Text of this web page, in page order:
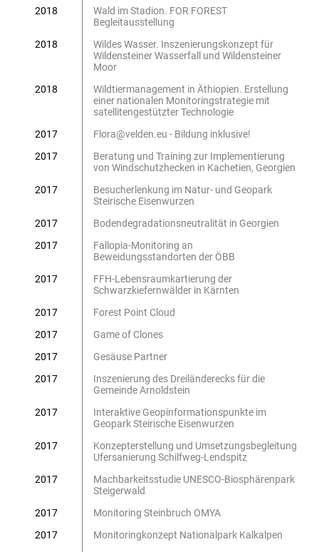
2018
Wald im Stadion. FOR FOREST
Begleitausstellung
2018
Wildes Wasser. Inszenierungskonzept für
Wildensteiner Wasserfall und Wildensteiner
Moor
2018
Wildtiermanagement in Äthiopien. Erstellung
einer nationalen Monitoringstrategie mit
satellitengestützter Technologie
2017
Flora@velden.eu - Bildung inklusive!
2017
Beratung und Training zur Implementierung
von Windschutzhecken in Kachetien, Georgien
2017
Besucherlenkung im Natur- und Geopark
Steirische Eisenwurzen
2017
Bodendegradationsneutralität in Georgien
2017
Fallopia-Monitoring an
Beweidungsstandorten der ÖBB
2017
FFH-Lebensraumkartierung der
Schwarzkiefernwälder in Kärnten
2017
Forest Point Cloud
2017
Game of Clones
2017
Gesäuse Partner
2017
Inszenierung des Dreiländerecks für die
Gemeinde Arnoldstein
2017
Interaktive Geopinformationspunkte im
Geopark Steirische Eisenwurzen
2017
Konzepterstellung und Umsetzungsbegleitung
Ufersanierung Schilfweg-Lendspitz
2017
Machbarkeitsstudie UNESCO-Biosphärenpark
Steigerwald
2017
Monitoring Steinbruch OMYA
2017
Monitoringkonzept Nationalpark Kalkalpen